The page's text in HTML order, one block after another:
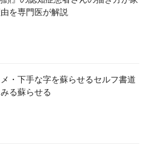
を専門医が解説
・下手な字を蘇らせるセルフ書道
る蘇らせる